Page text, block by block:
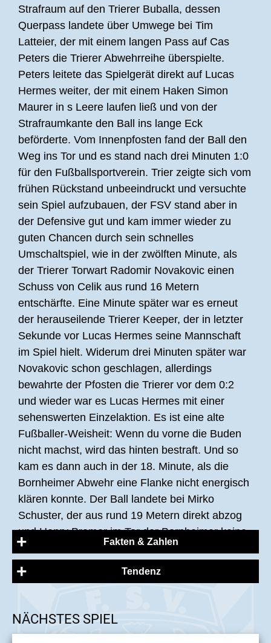
Strafraum auf den Trierer Buballa, dessen
Querpass landete über Umwege bei Tim
Latteier, der mit einem langen Pass auf Cas
Peters die Trierer Abwehrreihe überspielte.
Peters leitete das Spielgerät direkt auf Lucas
Hermes weiter, der mit einem Haken Simon
Maurer in s Leere laufen ließ und von der
Strafraumkante den Ball ins lange Eck
beförderte. Vom Innenpfosten fand der Ball den
Weg ins Tor und es stand nach drei Minuten 1:0
für den Fußballsportverein. Trier zeigte sich vom
frühen Rückstand unbeeindruckt und versuchte
sein Spiel aufzubauen, der FSV stand aber in
der Defensive gut und kam immer wieder zu
guten Chancen durch sein schnelles
Umschaltspiel, wie in der zwölften Minute, als
der Trierer Torwart Radomir Novakovic einen
Schuss von Celik aus rund 16 Metern
entschärfte. Eine Minute später war es erneut
der herauseilende Trierer Keeper, der in letzter
Sekunde vor Lucas Hermes seine Mannschaft
im Spiel hielt. Widerum drei Minuten später war
Novakovic schon geschlagen, allerdings
bewahrte der Pfosten die Trierer vor dem 0:2
und wieder war es Lucas Hermes mit einer
sehenswerten Einzelaktion. Es ist eine alte
Fußballer-Weisheit: Wenn du vorne die Buden
nicht machst, wird das hinten bestraft. Und so
kam es dann auch in der 18. Minute, als die
Bornheimer Abwehr eine Flanke nicht energisch
klären konnte. Der Ball landete bei Mirko
Schuster, der aus rund 19 Metern direkt abzog
und Henry Bremer im Tor der Bornheimer keine
Chance ließ. Die Eintracht aus Trier wurde nun
stärker, versuchte sich mit frühem Pressing, der
FSV dagegen ließ den Offensiv-Drang aus der
durch Standards zu Torchancen. Tore aber
sollten in Halbzeit eins keine mehr fallen.
Fakten & Zahlen
FSV Frankfurt:
Bremer, Celik (Sannomiya, 64'), Eichhorn,
Weißmann, Del Vecchio, Peters (Pandza,
Tendenz
NÄCHSTES SPIEL